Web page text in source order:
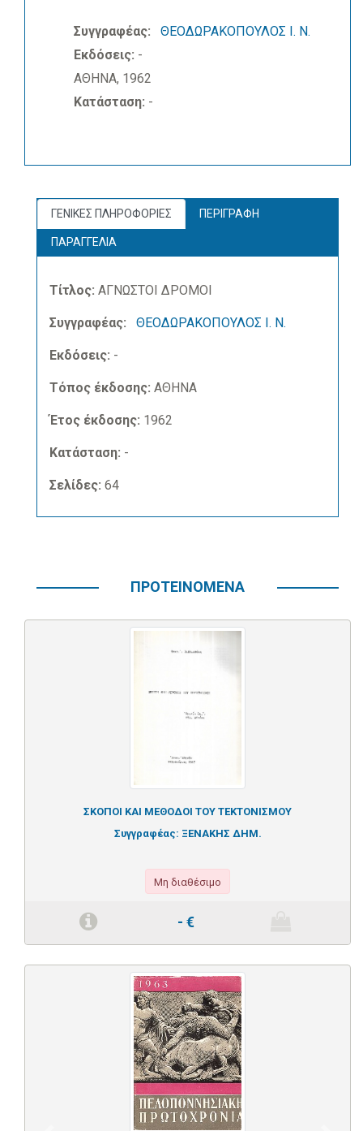
Συγγραφέας:
ΘΕΟΔΩΡΑΚΟΠΟΥΛΟΣ Ι. Ν.
Εκδόσεις: -
ΑΘΗΝΑ, 1962
Κατάσταση: -
ΓΕΝΙΚΕΣ ΠΛΗΡΟΦΟΡΙΕΣ ΠΕΡΙΓΡΑΦΗ
ΠΑΡΑΓΓΕΛΙΑ
Τίτλος: ΑΓΝΩΣΤΟΙ ΔΡΟΜΟΙ
Συγγραφέας: ΘΕΟΔΩΡΑΚΟΠΟΥΛΟΣ Ι. Ν.
Εκδόσεις: -
Τόπος έκδοσης: ΑΘΗΝΑ
Έτος έκδοσης: 1962
Κατάσταση: -
Σελίδες: 64
ΠΡΟΤΕΙΝΟΜΕΝΑ
ΣΚΟΠΟΙ ΚΑΙ ΜΕΘΟΔΟΙ ΤΟΥ ΤΕΚΤΟΝΙΣΜΟΥ
Συγγραφέας: ΞΕΝΑΚΗΣ ΔΗΜ.
Μη διαθέσιμο
- €